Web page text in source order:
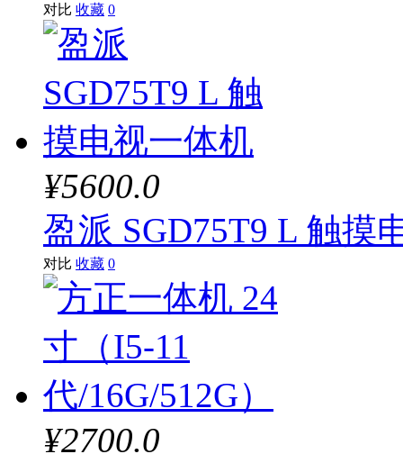
对比 收藏 0
¥5600.0
盈派 SGD75T9 L 触摸
对比 收藏 0
¥2700.0